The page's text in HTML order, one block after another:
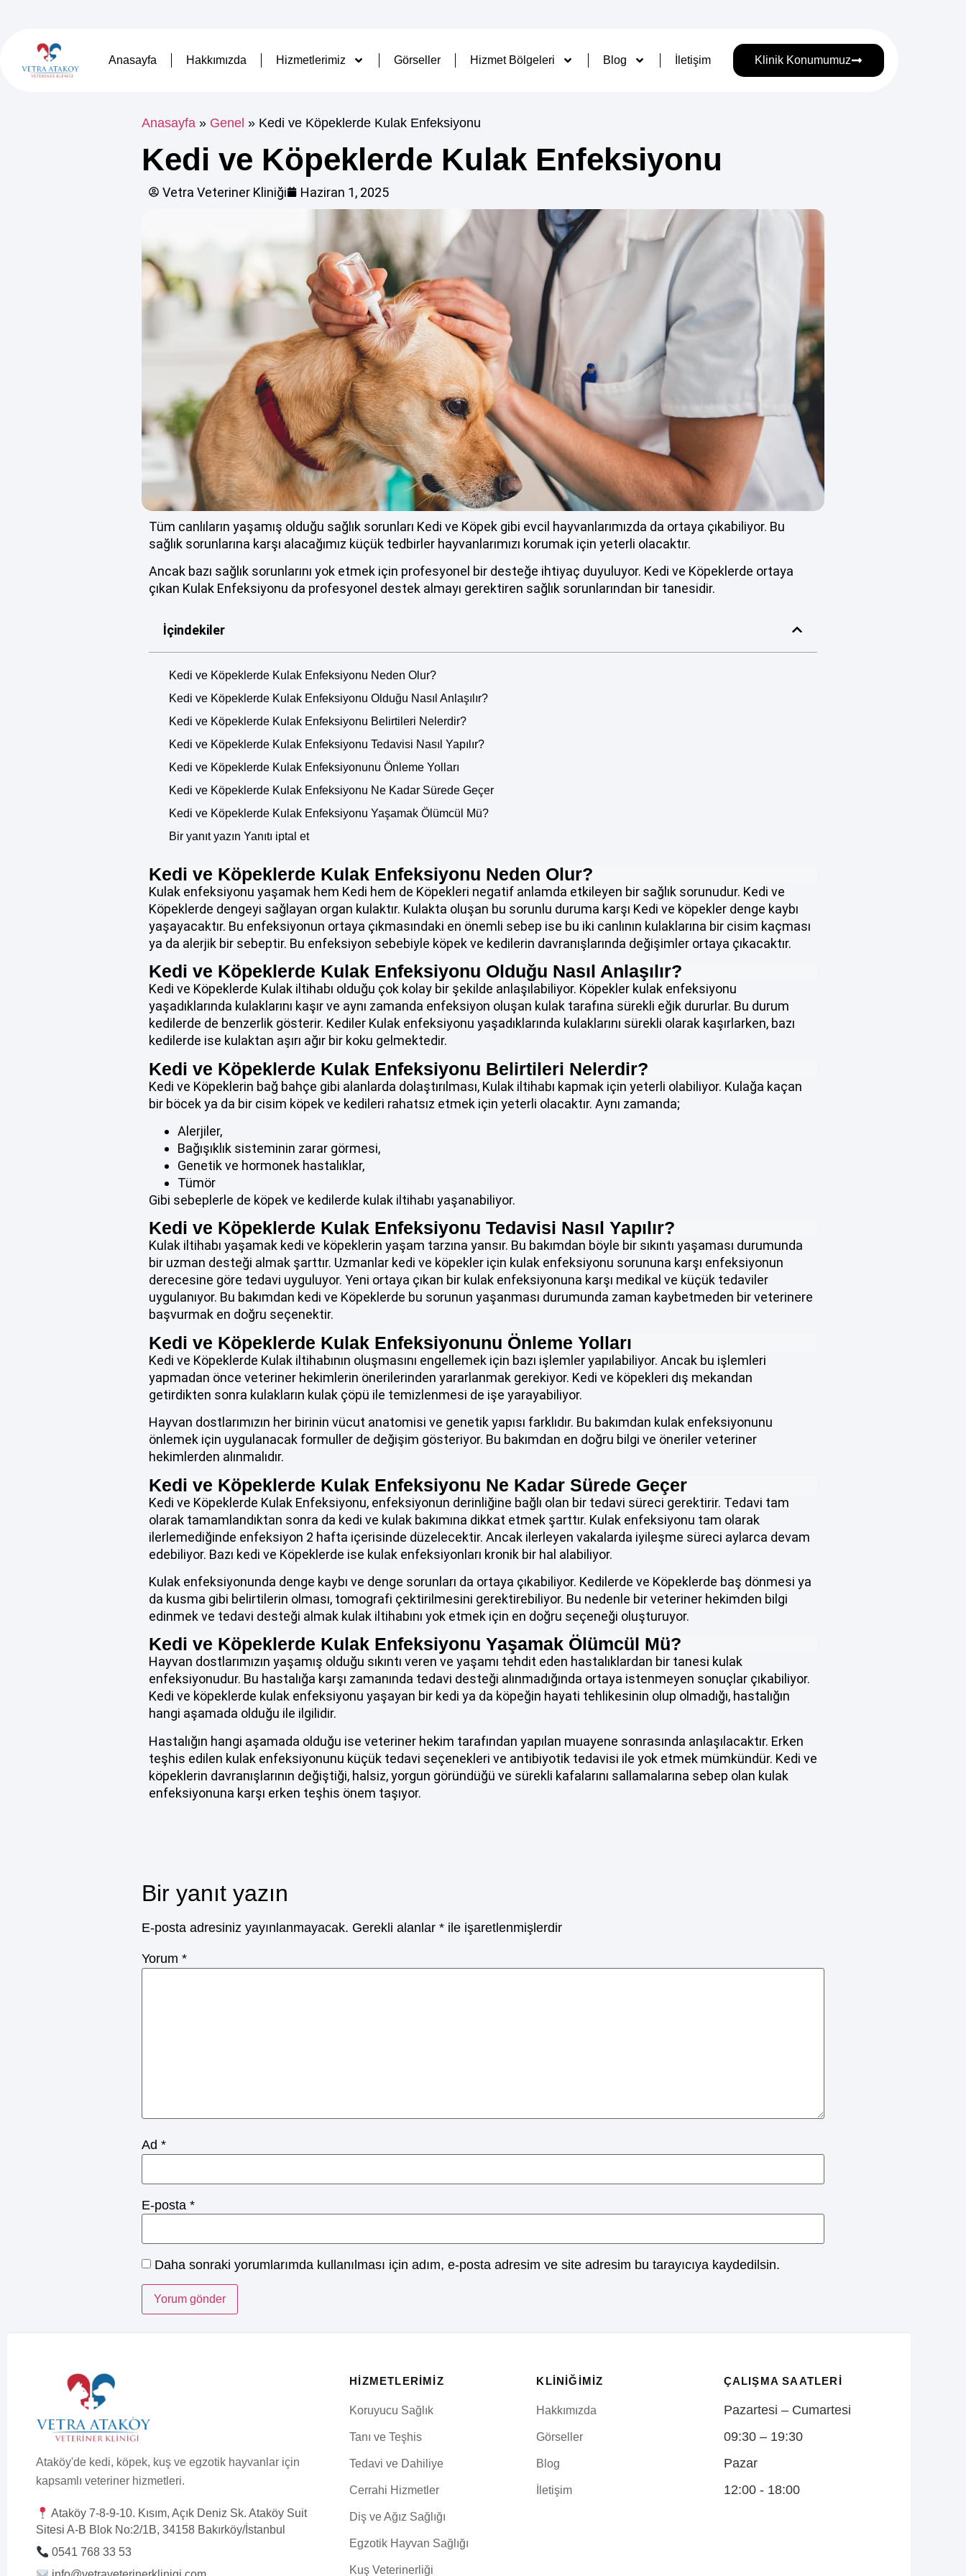
Anasayfa Hakkımızda Hizmetlerimiz Görseller Hizmet Bölgeleri Blog İletişim Klinik Konumumuz
Anasayfa » Genel » Kedi ve Köpeklerde Kulak Enfeksiyonu
Kedi ve Köpeklerde Kulak Enfeksiyonu
Vetra Veteriner Kliniği Haziran 1, 2025
Tüm canlıların yaşamış olduğu sağlık sorunları Kedi ve Köpek gibi evcil hayvanlarımızda da ortaya çıkabiliyor. Bu
sağlık sorunlarına karşı alacağımız küçük tedbirler hayvanlarımızı korumak için yeterli olacaktır.
Ancak bazı sağlık sorunlarını yok etmek için profesyonel bir desteğe ihtiyaç duyuluyor. Kedi ve Köpeklerde ortaya
çıkan Kulak Enfeksiyonu da profesyonel destek almayı gerektiren sağlık sorunlarından bir tanesidir.
İçindekiler
Kedi ve Köpeklerde Kulak Enfeksiyonu Neden Olur?
Kedi ve Köpeklerde Kulak Enfeksiyonu Olduğu Nasıl Anlaşılır?
Kedi ve Köpeklerde Kulak Enfeksiyonu Belirtileri Nelerdir?
Kedi ve Köpeklerde Kulak Enfeksiyonu Tedavisi Nasıl Yapılır?
Kedi ve Köpeklerde Kulak Enfeksiyonunu Önleme Yolları
Kedi ve Köpeklerde Kulak Enfeksiyonu Ne Kadar Sürede Geçer
Kedi ve Köpeklerde Kulak Enfeksiyonu Yaşamak Ölümcül Mü?
Bir yanıt yazın Yanıtı iptal et
Kedi ve Köpeklerde Kulak Enfeksiyonu Neden Olur?
Kulak enfeksiyonu yaşamak hem Kedi hem de Köpekleri negatif anlamda etkileyen bir sağlık sorunudur. Kedi ve
Köpeklerde dengeyi sağlayan organ kulaktır. Kulakta oluşan bu sorunlu duruma karşı Kedi ve köpekler denge kaybı
yaşayacaktır. Bu enfeksiyonun ortaya çıkmasındaki en önemli sebep ise bu iki canlının kulaklarına bir cisim kaçması
ya da alerjik bir sebeptir. Bu enfeksiyon sebebiyle köpek ve kedilerin davranışlarında değişimler ortaya çıkacaktır.
Kedi ve Köpeklerde Kulak Enfeksiyonu Olduğu Nasıl Anlaşılır?
Kedi ve Köpeklerde Kulak iltihabı olduğu çok kolay bir şekilde anlaşılabiliyor. Köpekler kulak enfeksiyonu
yaşadıklarında kulaklarını kaşır ve aynı zamanda enfeksiyon oluşan kulak tarafına sürekli eğik dururlar. Bu durum
kedilerde de benzerlik gösterir. Kediler Kulak enfeksiyonu yaşadıklarında kulaklarını sürekli olarak kaşırlarken, bazı
kedilerde ise kulaktan aşırı ağır bir koku gelmektedir.
Kedi ve Köpeklerde Kulak Enfeksiyonu Belirtileri Nelerdir?
Kedi ve Köpeklerin bağ bahçe gibi alanlarda dolaştırılması, Kulak iltihabı kapmak için yeterli olabiliyor. Kulağa kaçan
bir böcek ya da bir cisim köpek ve kedileri rahatsız etmek için yeterli olacaktır. Aynı zamanda;
Alerjiler,
Bağışıklık sisteminin zarar görmesi,
Genetik ve hormonek hastalıklar,
Tümör
Gibi sebeplerle de köpek ve kedilerde kulak iltihabı yaşanabiliyor.
Kedi ve Köpeklerde Kulak Enfeksiyonu Tedavisi Nasıl Yapılır?
Kulak iltihabı yaşamak kedi ve köpeklerin yaşam tarzına yansır. Bu bakımdan böyle bir sıkıntı yaşaması durumunda
bir uzman desteği almak şarttır. Uzmanlar kedi ve köpekler için kulak enfeksiyonu sorununa karşı enfeksiyonun
derecesine göre tedavi uyguluyor. Yeni ortaya çıkan bir kulak enfeksiyonuna karşı medikal ve küçük tedaviler
uygulanıyor. Bu bakımdan kedi ve Köpeklerde bu sorunun yaşanması durumunda zaman kaybetmeden bir veterinere
başvurmak en doğru seçenektir.
Kedi ve Köpeklerde Kulak Enfeksiyonunu Önleme Yolları
Kedi ve Köpeklerde Kulak iltihabının oluşmasını engellemek için bazı işlemler yapılabiliyor. Ancak bu işlemleri
yapmadan önce veteriner hekimlerin önerilerinden yararlanmak gerekiyor. Kedi ve köpekleri dış mekandan
getirdikten sonra kulakların kulak çöpü ile temizlenmesi de işe yarayabiliyor.
Hayvan dostlarımızın her birinin vücut anatomisi ve genetik yapısı farklıdır. Bu bakımdan kulak enfeksiyonunu
önlemek için uygulanacak formuller de değişim gösteriyor. Bu bakımdan en doğru bilgi ve öneriler veteriner
hekimlerden alınmalıdır.
Kedi ve Köpeklerde Kulak Enfeksiyonu Ne Kadar Sürede Geçer
Kedi ve Köpeklerde Kulak Enfeksiyonu, enfeksiyonun derinliğine bağlı olan bir tedavi süreci gerektirir. Tedavi tam
olarak tamamlandıktan sonra da kedi ve kulak bakımına dikkat etmek şarttır. Kulak enfeksiyonu tam olarak
ilerlemediğinde enfeksiyon 2 hafta içerisinde düzelecektir. Ancak ilerleyen vakalarda iyileşme süreci aylarca devam
edebiliyor. Bazı kedi ve Köpeklerde ise kulak enfeksiyonları kronik bir hal alabiliyor.
Kulak enfeksiyonunda denge kaybı ve denge sorunları da ortaya çıkabiliyor. Kedilerde ve Köpeklerde baş dönmesi ya
da kusma gibi belirtilerin olması, tomografi çektirilmesini gerektirebiliyor. Bu nedenle bir veteriner hekimden bilgi
edinmek ve tedavi desteği almak kulak iltihabını yok etmek için en doğru seçeneği oluşturuyor.
Kedi ve Köpeklerde Kulak Enfeksiyonu Yaşamak Ölümcül Mü?
Hayvan dostlarımızın yaşamış olduğu sıkıntı veren ve yaşamı tehdit eden hastalıklardan bir tanesi kulak
enfeksiyonudur. Bu hastalığa karşı zamanında tedavi desteği alınmadığında ortaya istenmeyen sonuçlar çıkabiliyor.
Kedi ve köpeklerde kulak enfeksiyonu yaşayan bir kedi ya da köpeğin hayati tehlikesinin olup olmadığı, hastalığın
hangi aşamada olduğu ile ilgilidir.
Hastalığın hangi aşamada olduğu ise veteriner hekim tarafından yapılan muayene sonrasında anlaşılacaktır. Erken
teşhis edilen kulak enfeksiyonunu küçük tedavi seçenekleri ve antibiyotik tedavisi ile yok etmek mümkündür. Kedi ve
köpeklerin davranışlarının değiştiği, halsiz, yorgun göründüğü ve sürekli kafalarını sallamalarına sebep olan kulak
enfeksiyonuna karşı erken teşhis önem taşıyor.
Bir yanıt yazın
E-posta adresiniz yayınlanmayacak. Gerekli alanlar * ile işaretlenmişlerdir
Yorum *
Ad *
E-posta *
Daha sonraki yorumlarımda kullanılması için adım, e-posta adresim ve site adresim bu tarayıcıya kaydedilsin.
Ataköy'de kedi, köpek, kuş ve egzotik hayvanlar için
kapsamlı veteriner hizmetleri.
Ataköy 7-8-9-10. Kısım, Açık Deniz Sk. Ataköy Suit
Sitesi A-B Blok No:2/1B, 34158 Bakırköy/İstanbul
0541 768 33 53
HIZMETLERIMIZ
Koruyucu Sağlık
Tanı ve Teşhis
Tedavi ve Dahiliye
Cerrahi Hizmetler
Diş ve Ağız Sağlığı
Egzotik Hayvan Sağlığı
Kuş Veterinerliği
KLINIĞIMIZ
Hakkımızda
Görseller
Blog
İletişim
ÇALIŞMA SAATLERI
Pazartesi – Cumartesi
09:30 – 19:30
Pazar
12:00 - 18:00